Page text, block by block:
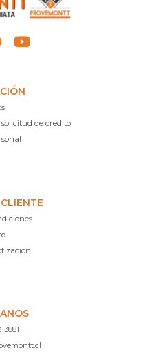
de credito